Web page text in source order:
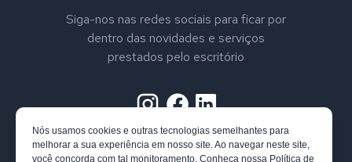
Siga-nos nas redes sociais para ficar por
dentro das novidades e serviços
prestados pelo escritório
Nós usamos cookies e outras tecnologias semelhantes para
melhorar a sua experiência em nosso site. Ao navegar neste site,
você concorda com tal monitoramento. Conheça nossa Política de